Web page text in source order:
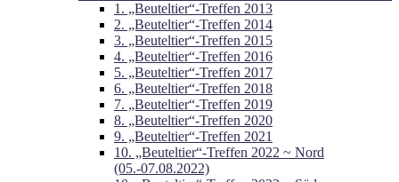
1. „Beuteltier“-Treffen 2013
2. „Beuteltier“-Treffen 2014
3. „Beuteltier“-Treffen 2015
4. „Beuteltier“-Treffen 2016
5. „Beuteltier“-Treffen 2017
6. „Beuteltier“-Treffen 2018
7. „Beuteltier“-Treffen 2019
8. „Beuteltier“-Treffen 2020
9. „Beuteltier“-Treffen 2021
10. „Beuteltier“-Treffen 2022 ~ Nord
(05.-07.08.2022)